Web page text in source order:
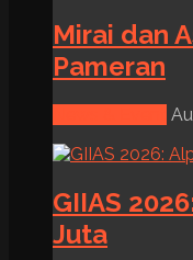
Mirai dan
Pameran
GIIAS
Juta